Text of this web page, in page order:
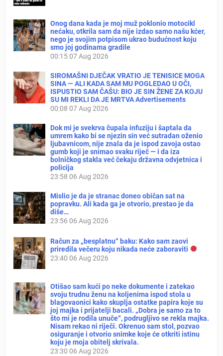
Onog dana kada je moj muž poklonio motocikl
nećaku, otkrila sam da nije izdao samo našu kćer,
nego je svojim potpisom ukrao budućnost koju
smo joj godinama gradile
00:1507 Aug 2026
SIROMAŠNI DJEČAK VRATIO JE TENISICE MOGA
SINA — ALI KADA SAM MU POGLEDAO U OČI,
ISPUSTIO SAM ČAŠU: BIO JE SIN ŽENE ZA KOJU
SU MI REKLI DA JE MRTVA Advertisements
00:08 07 Aug 2026
Dok mi je svekrva čupala infuziju i šaptala da
umrem kako bi se njezin sin već sutradan oženio
ljubavnicom, nije znala da je ispod zavoja ostao
gumb koji je snimao svaku riječ — i da iza
bolničkog stakla već čekaju državna odvjetnica i
policija
23:58 06 Aug 2026
Mislio je da je stranac doneo običan sat na
popravku. Ali kada ga je otvorio, prestao je da
diše…
23:56 06 Aug 2026
Račun za „besplatnu“ baku: Kako sam zaovi
priredila večeru koju nikada neće zaboraviti
23:40 06 Aug 2026
Otišao sam kući po neke dokumente i zatekao
svoju trudnu ženu na koljenima ispod stola u
blagovaonici kako skuplja ostatke papira koje su
joj majka i prijatelji bacali. „Dobra je samo za to
što mi je rodila unuče“, podrugljivo se rekla majka.
Nisam rekao ni riječi. Okrenuo sam stol, pozvao
osiguranje i otvorio snimke koje će otkriti istinu
koju je moja obitelj skrivala.
23:30 06 Aug 2026